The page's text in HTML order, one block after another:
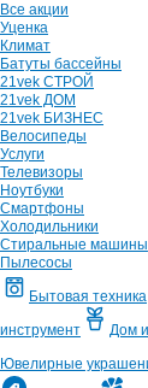
Все акции
Уценка
Климат
Батуты бассейны
21vek СТРОЙ
21vek ДОМ
21vek БИЗНЕС
Велосипеды
Услуги
Телевизоры
Ноутбуки
Смартфоны
Холодильники
Стиральные машины
Пылесосы
Бытовая техника
инструмент
Дом
Ювелирные